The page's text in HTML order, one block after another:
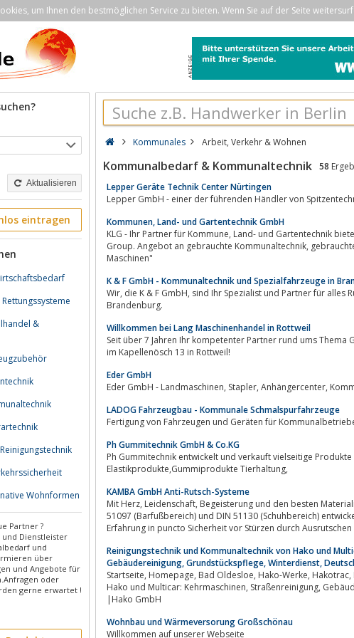
um Ihnen den bestmöglichen Service zu bieten. Wenn Sie auf der Seite
Aktualisieren
eintragen
&
Wohnformen
Partner ?
Dienstleister
und
über
und Angebote für
oder
gerne erwartet !
Kommunales Arbeit, Verkehr & Wohnen
Kommunalbedarf & Kommunaltechnik 58
Lepper Geräte Technik Center Nürtingen
Kommunen, Land- und Gartentechnik GmbH
KLG - Ihr Partner für Kommune, Land- und Gartentechnik bietet Maschinen von Kubota, Antonio Carraro und der Leiber-
Group. Angebot an gebrauchte Kommunaltechnik, gebrauchteTraktor, gebrauchte Kubota-Maschinen, gebrauchte Carraro-
Maschinen"
K & F GmbH - Kommunaltechnik und Spezialfahrzeuge in
Wir, die K & F GmbH, sind Ihr Spezialist und Partner für alles Rund um Kommunaltechnik und Spezialfahrzeuge in
Brandenburg.
Willkommen bei Lang Maschinenhandel in Rottweil
Seit über 7 Jahren Ihr kompetenter Partner rund ums Thema Gartentechnik, Landtechnik,
im Kapellenösch 13 in Rottweil!
Eder GmbH
LADOG Fahrzeugbau - Kommunale Schmalspurfahrzeuge
Ph Gummitechnik GmbH & Co.KG
Ph Gummitechnik entwickelt und verkauft vielseitige
Elastikprodukte,Gummiprodukte Tierhaltung,
KAMBA GmbH Anti-Rutsch-Systeme
Mit Herz, Leidenschaft, Begeisterung und den besten Materialien haben wir ein hochwertiges Anti-Rutsch-System gemäß DIN
51097 (Barfußbereich) und DIN 51130 (Schuhbereich)
Erfahrung in puncto Sicherheit vor Stürzen durch
Reinigungstechnik und Kommunaltechnik von Hako und
Gebäudereinigung, Grundstückspflege, Winterdienst,
Startseite, Homepage, Bad Oldesloe, Hako-Werke, Hakotrac, Deutschland, Reinigungstechnik und Kommunaltechnik von
Hako und Multicar: Kehrmaschinen, Straßenreinigung, Gebäudereinigung, Grundstückspflege, Winterdienst, Deutschland
|Hako GmbH
Wohnbau und Wärmeversorung Großschönau
Willkommen auf unserer Webseite